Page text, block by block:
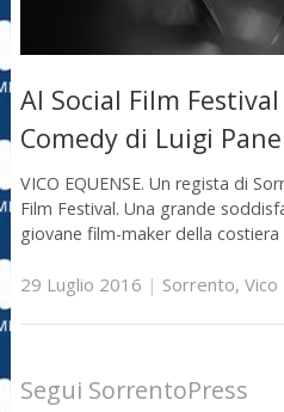
Al Social Film
Comedy di Luigi Pane
VICO EQUENSE. Un regista di
Film Festival. Una grande
giovane film-maker della
29 Luglio 2016 | Sorrento, Vico
Segui SorrentoPress